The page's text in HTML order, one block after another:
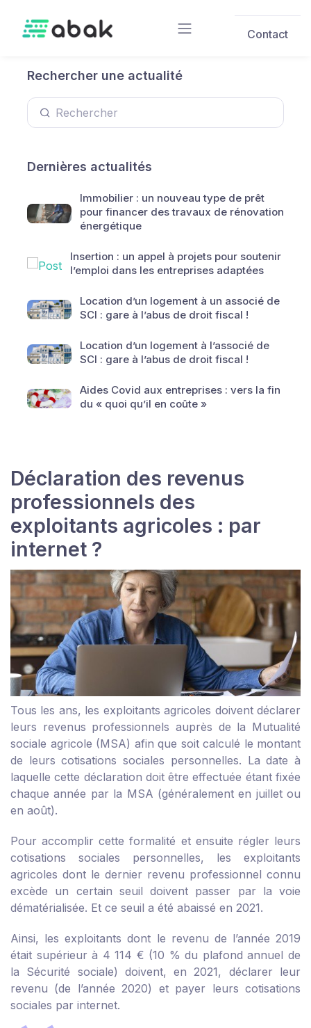
Contact
Rechercher une actualité
Dernières actualités
Immobilier : un nouveau type de prêt
pour financer des travaux de rénovation
énergétique
Insertion : un appel à projets pour soutenir
l’emploi dans les entreprises adaptées
Location d’un logement à un associé de
SCI : gare à l’abus de droit fiscal !
Location d’un logement à l’associé de
SCI : gare à l’abus de droit fiscal !
Aides Covid aux entreprises : vers la fin
du « quoi qu’il en coûte »
Déclaration des revenus
professionnels des
exploitants agricoles : par
internet ?
Tous les ans, les exploitants agricoles doivent déclarer
leurs revenus professionnels auprès de la Mutualité
sociale agricole (MSA) afin que soit calculé le montant
de leurs cotisations sociales personnelles. La date à
laquelle cette déclaration doit être effectuée étant fixée
chaque année par la MSA (généralement en juillet ou
en août).
Pour accomplir cette formalité et ensuite régler leurs
cotisations sociales personnelles, les exploitants
agricoles dont le dernier revenu professionnel connu
excède un certain seuil doivent passer par la voie
dématérialisée. Et ce seuil a été abaissé en 2021.
Ainsi, les exploitants dont le revenu de l’année 2019
était supérieur à 4 114 € (10 % du plafond annuel de
la Sécurité sociale) doivent, en 2021, déclarer leur
revenu (de l’année 2020) et payer leurs cotisations
sociales par internet.